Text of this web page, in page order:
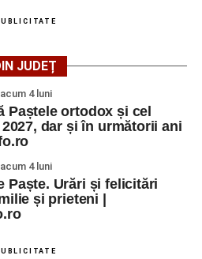
JUDEȚ
acum 4 luni
Paștele ortodox și cel
dar și în următorii ani
acum 4 luni
Paște. Urări și felicitări
și prieteni |